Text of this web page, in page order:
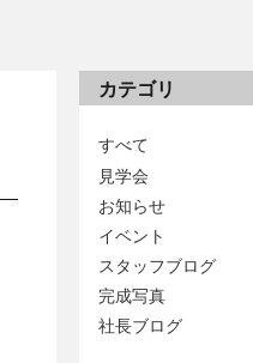
カテゴリ
すべて
見学会
お知らせ
イベント
スタッフブログ
完成写真
社長ブログ